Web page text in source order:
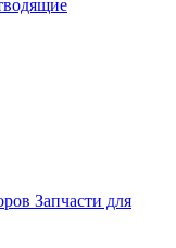
Запчасти для